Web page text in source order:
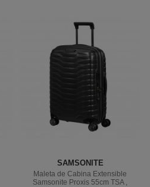
SAMSONITE
Maleta de Cabina Extensible
Samsonite Proxis 55cm TSA ,